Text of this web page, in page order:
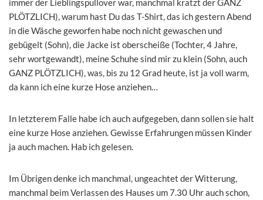
PLÖTZLICH), warum hast Du das T-Shirt, das ich gestern Abend
in die Wäsche geworfen habe noch nicht gewaschen und
gebügelt (Sohn), die Jacke ist oberscheiße (Tochter, 4 Jahre,
sehr wortgewandt), meine Schuhe sind mir zu klein (Sohn, auch
GANZ PLÖTZLICH), was, bis zu 12 Grad heute, ist ja voll warm,
da kann ich eine kurze Hose anziehen…
In letzterem Falle habe ich auch aufgegeben, dann sollen sie halt
eine kurze Hose anziehen. Gewisse Erfahrungen müssen Kinder
ja auch machen. Hab ich gelesen.
Im Übrigen denke ich manchmal, ungeachtet der Witterung,
manchmal beim Verlassen des Hauses um 7.30 Uhr auch schon,